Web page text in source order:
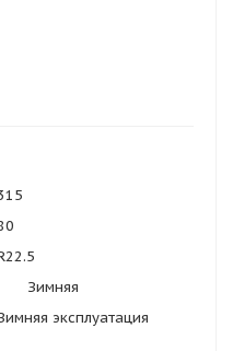
Зимняя
эксплуатация